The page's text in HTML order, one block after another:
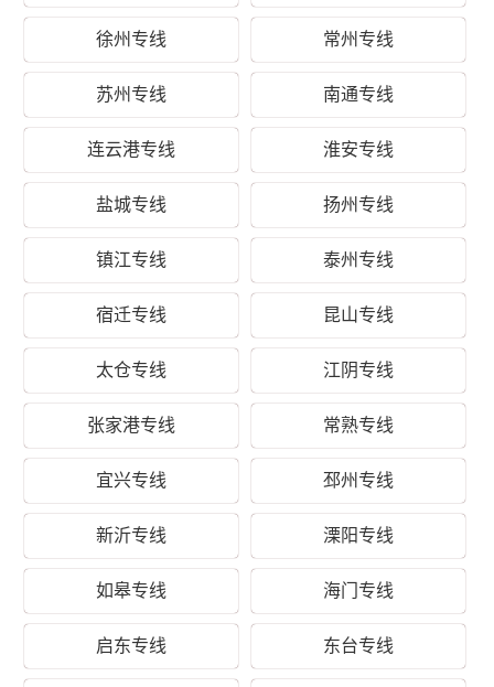
上区、怀远县、五河县、固镇县等区域，让客户享受人在
家中坐，货在全国走的物流体验。所派遣的两名司机对扬
州去蚌埠所经过的运输路线都了然于胸、轻车熟路，并且
轮班驾驶，中间不经停、不间歇。财根扬州物流凭借专业
的物流方案规划能力、丰富的物流运输资源整合能力，以
扬州到蚌埠物流运输为基础，以建设现代扬州到蚌埠专线
物流为核心，通过专注精细化物流、差异化物流来提升核
心竞争力，脚踏实地让客户体验到及时、准确、高效的服
务品质，使企业更加集中精力发展自身的生产销售业务，
创造更多的价值。
运价参考：
起步价格 泡货价格
致电沟通
元/公斤
致电沟通
致电沟通
元/公斤
致电沟通
徐州专线 常州专线
苏州专线 南通专线
连云港专线 淮安专线
盐城专线 扬州专线
镇江专线 泰州专线
宿迁专线 昆山专线
太仓专线 江阴专线
张家港专线 常熟专线
宜兴专线 邳州专线
新沂专线 溧阳专线
如皋专线 海门专线
启东专线 东台专线